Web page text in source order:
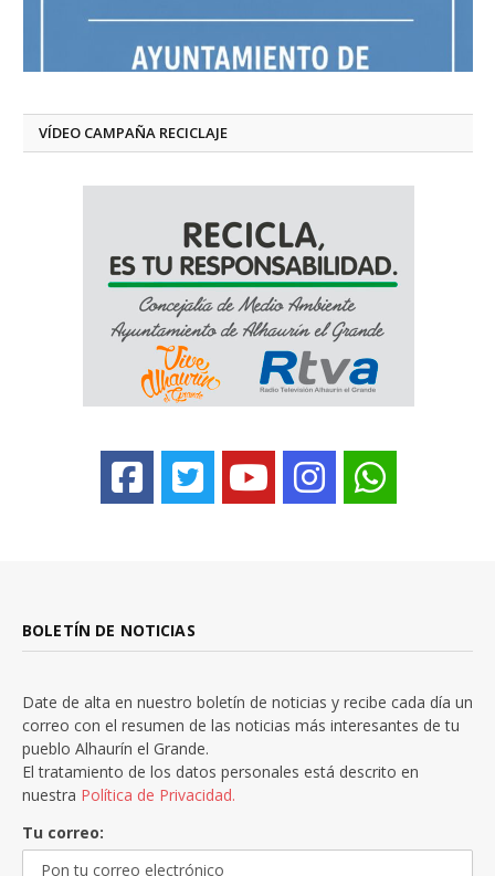
VÍDEO CAMPAÑA RECICLAJE
BOLETÍN DE NOTICIAS
Date de alta en nuestro boletín de noticias y recibe cada día un
correo con el resumen de las noticias más interesantes de tu
pueblo Alhaurín el Grande.
El tratamiento de los datos personales está descrito en
nuestra Política de Privacidad.
Tu correo: